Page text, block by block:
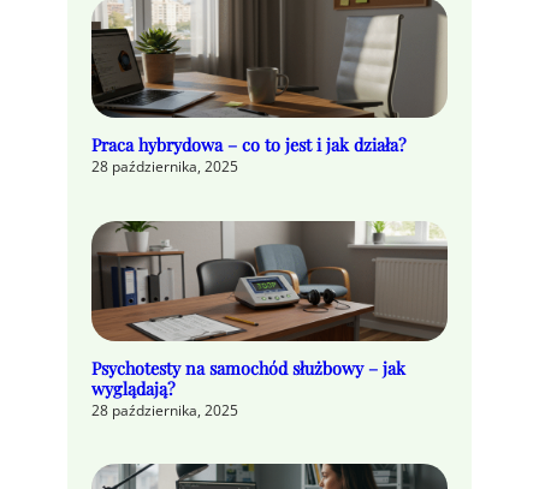
Praca hybrydowa – co to jest i jak działa?
28 października, 2025
Psychotesty na samochód służbowy – jak
wyglądają?
28 października, 2025